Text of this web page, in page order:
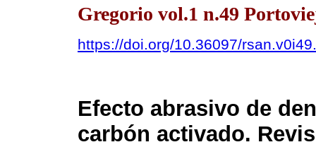
Gregorio vol.1 n.49
https://doi.org/10.36097/
Efecto abrasivo de
carbón activado.